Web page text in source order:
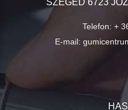
SZEGED 6723
Telefon: +
E-mail: